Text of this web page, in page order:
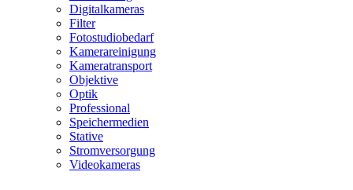
Digitalkameras
Filter
Fotostudiobedarf
Kamerareinigung
Kameratransport
Objektive
Optik
Professional
Speichermedien
Stative
Stromversorgung
Videokameras